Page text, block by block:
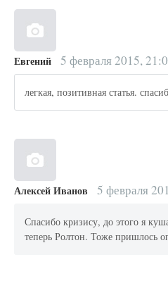
Евгений 5 февраля 2015,
легкая, позитивная статья.
Алексей Иванов 5 февраля
Спасибо кризису, до этого я
теперь Ролтон. Тоже пришлось